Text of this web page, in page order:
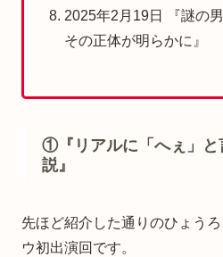
2025年2月19日 『謎の
その正体が明らかに』
①『リアルに「へぇ」と
説』
先ほど紹介した通りのひょう
ウ初出演回です。